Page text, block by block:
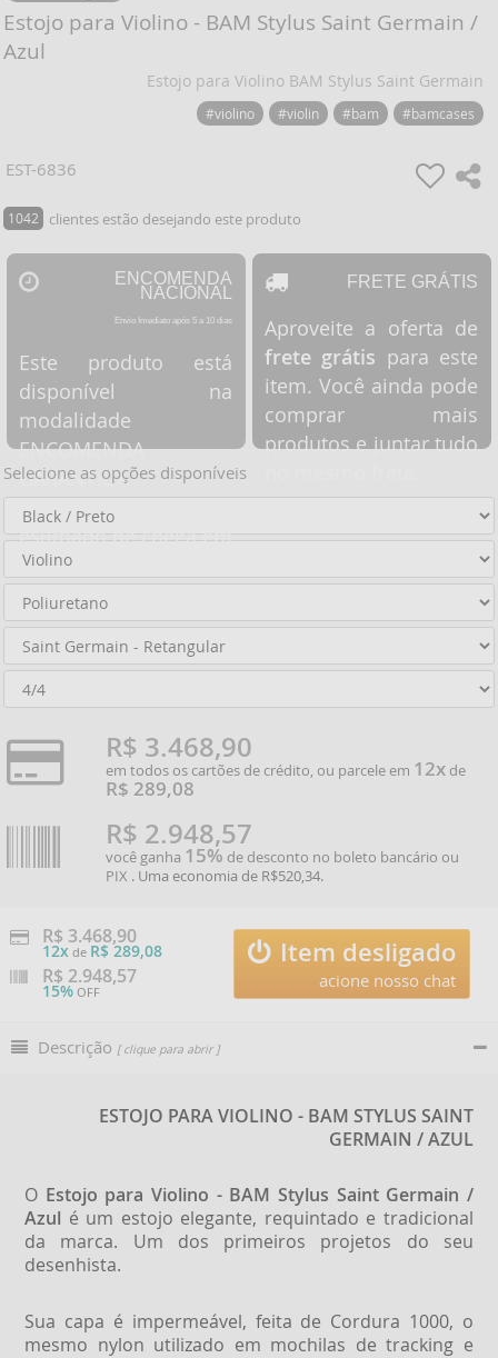
Estojo para Violino - BAM Stylus Saint Germain /
Azul
Estojo para Violino BAM Stylus Saint Germain
#violino #violin #bam #bamcases
EST-6836
1042 clientes estão desejando este produto
ENCOMENDA
NACIONAL
Envio Imediato após 5 a 10 dias
Este produto está
disponível na
modalidade
ENCOMENDA
GARANTIDA
NACIONAL, com prazo
estimado de chega em
nosso estoque de
10 dias úteis
FRETE GRÁTIS
Aproveite a oferta de
frete grátis para este
item. Você ainda pode
comprar mais
produtos e juntar tudo
Selecione as opções disponíveis
R$ 3.468,90
em todos os cartões de crédito, ou parcele em 12x de
R$ 289,08
R$ 2.948,57
você ganha 15% de desconto no boleto bancário ou
PIX . Uma economia de R$520,34.
R$ 3.468,90
12x de R$ 289,08
R$ 2.948,57
15% OFF
Item desligado
acione nosso chat
Descrição [ clique para abrir ]
ESTOJO PARA VIOLINO - BAM STYLUS SAINT
GERMAIN / AZUL
O Estojo para Violino - BAM Stylus Saint Germain /
Azul é um estojo elegante, requintado e tradicional
da marca. Um dos primeiros projetos do seu
desenhista.
Sua capa é impermeável, feita de Cordura 1000, o
mesmo nylon utilizado em mochilas de tracking e